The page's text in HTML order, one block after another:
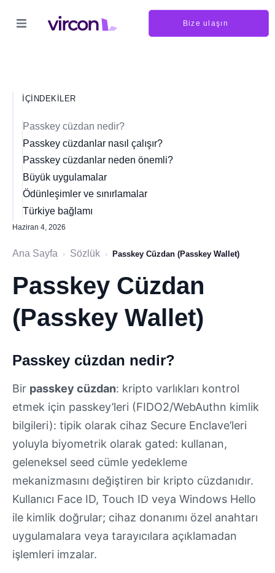
Bize ulaşın
İÇINDEKILER
Passkey cüzdan nedir?
Passkey cüzdanlar nasıl çalışır?
Passkey cüzdanlar neden önemli?
Büyük uygulamalar
Ödünleşimler ve sınırlamalar
Türkiye bağlamı
Haziran 4, 2026
Ana Sayfa › Sözlük › Passkey Cüzdan (Passkey Wallet)
Passkey Cüzdan
(Passkey Wallet)
Passkey cüzdan nedir?
Bir passkey cüzdan: kripto varlıkları kontrol
etmek için passkey’leri (FIDO2/WebAuthn kimlik
bilgileri): tipik olarak cihaz Secure Enclave’leri
yoluyla biyometrik olarak gated: kullanan,
geleneksel seed cümle yedekleme
mekanizmasını değiştiren bir kripto cüzdanıdır.
Kullanıcı Face ID, Touch ID veya Windows Hello
ile kimlik doğrular; cihaz donanımı özel anahtarı
uygulamalara veya tarayıcılara açıklamadan
işlemleri imzalar.